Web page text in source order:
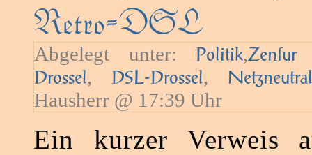
Retro-DSL
Abgelegt unter: Politik,Zenſur
Drossel, DSL-Drossel,
Hausherr @ 17:39 Uhr
Ein kurzer Verweis